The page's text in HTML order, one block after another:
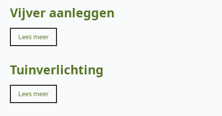
Vijver aanleggen
Lees meer
Tuinverlichting
Lees meer